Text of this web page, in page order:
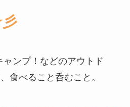
ンプ！などのアウトド
食べること呑むこと。